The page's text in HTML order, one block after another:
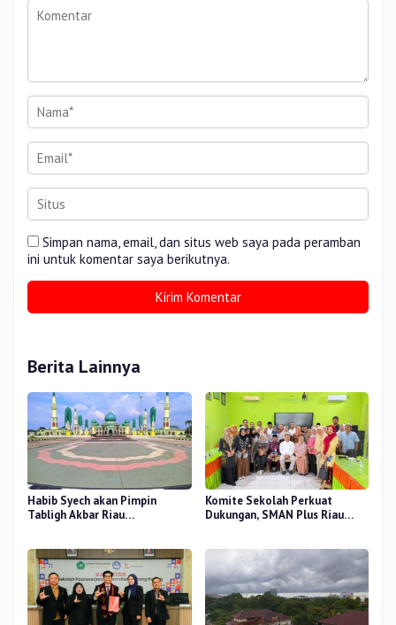
Simpan nama, email, dan situs web saya pada peramban
ini untuk komentar saya berikutnya.
Berita Lainnya
Habib Syech akan Pimpin
Tabligh Akbar Riau
Komite Sekolah Perkuat
Dukungan, SMAN Plus Riau